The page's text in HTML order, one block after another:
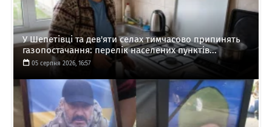
У Шепетівці та дев'яти селах тимчасово припинять
газопостачання: перелік населених пунктів...
05 серпня 2026, 16:57